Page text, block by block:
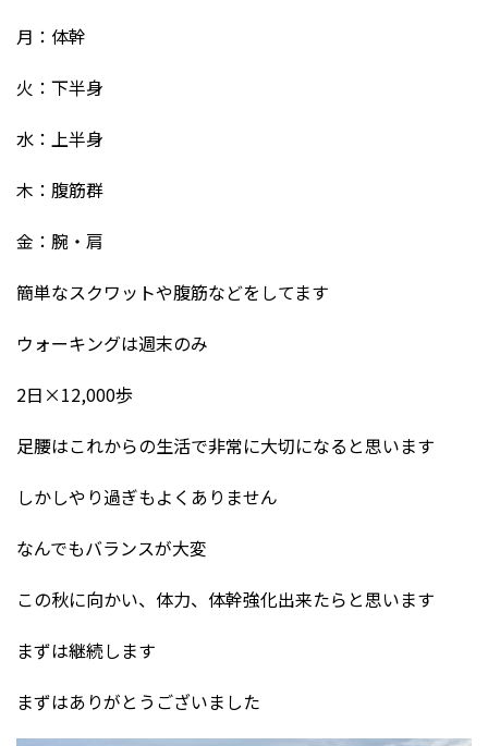
月：体幹
火：下半身
水：上半身
木：腹筋群
金：腕・肩
簡単なスクワットや腹筋などをしてます
ウォーキングは週末のみ
2日×12,000歩
足腰はこれからの生活で非常に大切になると思います
しかしやり過ぎもよくありません
なんでもバランスが大変
この秋に向かい、体力、体幹強化出来たらと思います
まずは継続します
まずはありがとうございました